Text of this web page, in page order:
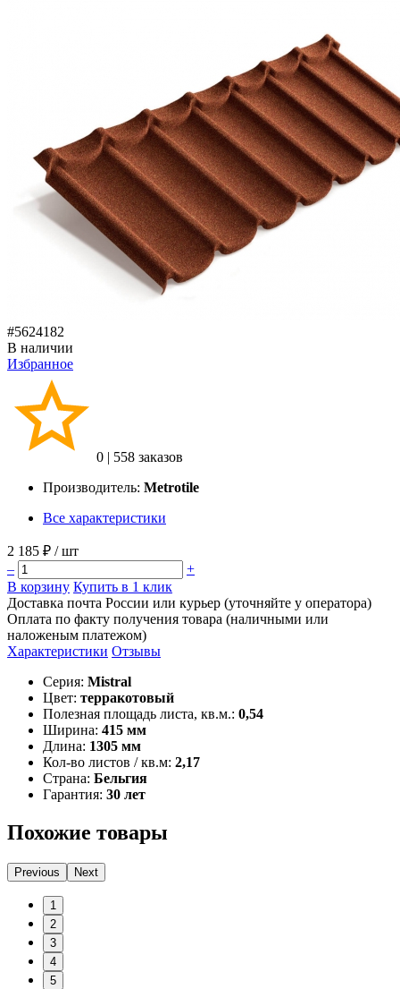
#5624182
В наличии
Избранное
0 | 558 заказов
Производитель: Metrotile
Все характеристики
2 185 ₽ / шт
–
+
В корзину Купить в 1 клик
Доставка почта России или курьер (уточняйте у оператора)
Оплата по факту получения товара (наличными или
наложеным платежом)
Характеристики Отзывы
Серия: Mistral
Цвет: терракотовый
Полезная площадь листа, кв.м.: 0,54
Ширина: 415 мм
Длина: 1305 мм
Кол-во листов / кв.м: 2,17
Страна: Бельгия
Гарантия: 30 лет
Похожие товары
Previous Next
1
2
3
4
5